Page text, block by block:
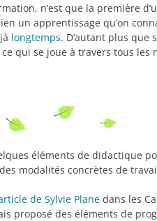
n’est que la première
un apprentissage qu’on
longtemps. D’autant plus que
qui se joue à travers tous les
éléments de didactique
modalités concrètes de
de Sylvie Plane dans les
proposé des éléments de